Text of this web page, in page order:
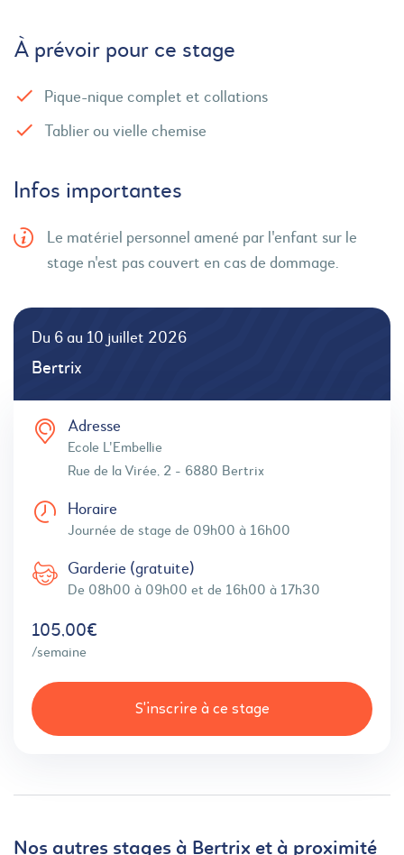
À prévoir pour ce stage
Pique-nique complet et collations
Tablier ou vielle chemise
Infos importantes
Le matériel personnel amené par l'enfant sur le
stage n'est pas couvert en cas de dommage.
Du 6 au 10 juillet 2026
Bertrix
Adresse
Ecole L'Embellie
Rue de la Virée, 2 - 6880 Bertrix
Horaire
Journée de stage de 09h00 à 16h00
Garderie (gratuite)
De 08h00 à 09h00 et de 16h00 à 17h30
105,00€
/semaine
S'inscrire à ce stage
Nos autres stages à Bertrix et à proximité